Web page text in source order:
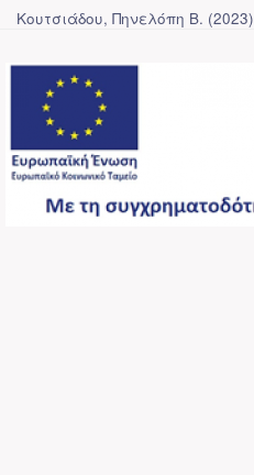
Κουτσιάδου, Πηνελόπη Β. (2023)